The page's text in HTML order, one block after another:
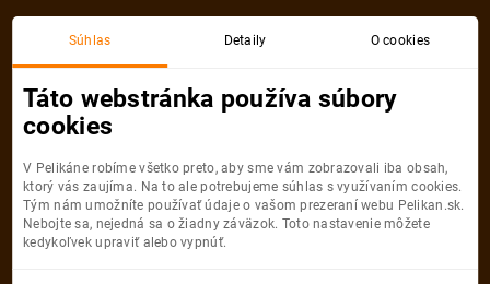
Akciová letenka
Súhlas Detaily O cookies
Táto webstránka používa súbory
cookies
V Pelikáne robíme všetko preto, aby sme vám zobrazovali iba obsah,
ktorý vás zaujíma. Na to ale potrebujeme súhlas s využívaním cookies.
Tým nám umožníte používať údaje o vašom prezeraní webu Pelikan.sk.
Nebojte sa, nejedná sa o žiadny záväzok. Toto nastavenie môžete
kedykoľvek upraviť alebo vypnúť.